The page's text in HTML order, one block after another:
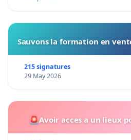
Sauvons la formation en
215 signatures
29 May 2026
🚨Avoir acces a un lieux